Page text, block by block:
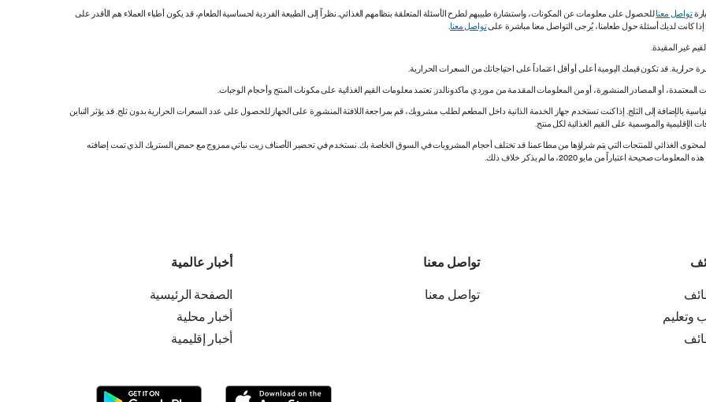
تواصل معناللحصول على معلومات عن المكونات، واستشارة طبيبهم لطرح الأسئلة المتعلقة بنظامهم الغذائي. نظراً إلى الطبيعة الفردية لحساسية الطعام، قد يكون أطباء العملاء هم الأقدر على
إذا كانت لديك أسئلة حول طعامنا، يُرجى التواصل معنا مباشرة علىتواصل معنا.
أو المصادر المنشورة، أو من المعلومات المقدمة من موردي ماكدونالدز. تعتمد معلومات القيم الغذائية على مكونات المنتج وأحجام الوجبات.
بالإضافة إلى الثلج. إذا كنت تستخدم جهاز الخدمة الذاتية داخل المطعم لطلب مشروبك، قم بمراجعة اللافتة المنشورة على الجهاز للحصول على عدد السعرات الحرارية بدون ثلج. قد يؤثر التباين
الإقليمية والموسمية على القيم الغذائية لكل منتج.
المحتوى الغذائي للمنتجات التي يتم شراؤها من مطاعمنا. قد تختلف أحجام المشروبات في السوق الخاصة بك. نستخدم في تحضير الأصناف زيت نباتي ممزوج مع حمض الستريك الذي تمت إضافته
اعتباراً من مايو 2020، ما لم يذكر خلاف ذلك.
وتعليم
تواصل معنا
تواصل معنا
أخبار عالمية
الصفحة الرئيسية
أخبار محلية
أخبار إقليمية